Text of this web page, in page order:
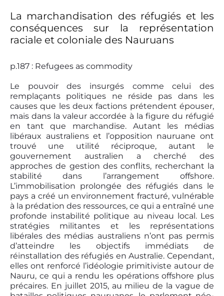
La marchandisation des réfugiés et les
conséquences sur la représentation
raciale et coloniale des Nauruans
p.187 : Refugees as commodity
Le pouvoir des insurgés comme celui des
remplaçants politiques ne réside pas dans les
causes que les deux factions prétendent épouser,
mais dans la valeur accordée à la figure du réfugié
en tant que marchandise. Autant les médias
libéraux australiens et l’opposition nauruane ont
trouvé une utilité réciproque, autant le
gouvernement australien a cherché des
approches de gestion des conflits, recherchant la
stabilité dans l’arrangement offshore.
L’immobilisation prolongée des réfugiés dans le
pays a créé un environnement fracturé, vulnérable
à la prédation des ressources, ce qui a entraîné une
profonde instabilité politique au niveau local. Les
stratégies militantes et les représentations
libérales des médias australiens n’ont pas permis
d’atteindre les objectifs immédiats de
réinstallation des réfugiés en Australie. Cependant,
elles ont renforcé l’idéologie primitiviste autour de
Nauru, ce qui a rendu les opérations offshore plus
précaires. En juillet 2015, au milieu de la vague de